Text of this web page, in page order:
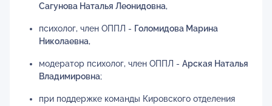
Сагунова Наталья Леонидовна,
психолог, член ОППЛ - Голомидова Марина
Николаевна,
модератор психолог, член ОППЛ - Арская Наталья
Владимировна;
при поддержке команды Кировского отделения